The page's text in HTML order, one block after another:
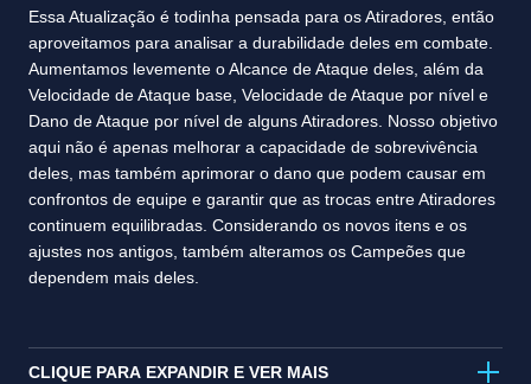
Essa Atualização é todinha pensada para os Atiradores, então
aproveitamos para analisar a durabilidade deles em combate.
Aumentamos levemente o Alcance de Ataque deles, além da
Velocidade de Ataque base, Velocidade de Ataque por nível e
Dano de Ataque por nível de alguns Atiradores. Nosso objetivo
aqui não é apenas melhorar a capacidade de sobrevivência
deles, mas também aprimorar o dano que podem causar em
confrontos de equipe e garantir que as trocas entre Atiradores
continuem equilibradas. Considerando os novos itens e os
ajustes nos antigos, também alteramos os Campeões que
dependem mais deles.
CLIQUE PARA EXPANDIR E VER MAIS